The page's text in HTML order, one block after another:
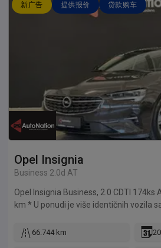
新广告 提供报价 贷款购车
Opel Insignia
Business 2.0d AT
Opel Insignia Business, 2.0 CDTI 174ks
km * U ponudi je više identičnih vozila
vlasnika; • Vozilo je uredno servisirano
66.744 km